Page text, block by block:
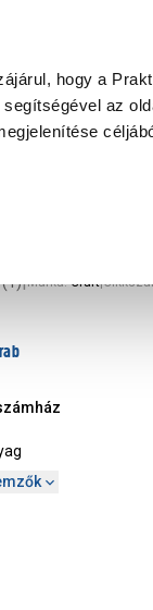
hogy a
az
Szakiajánló
(1)|Márka: Craft|